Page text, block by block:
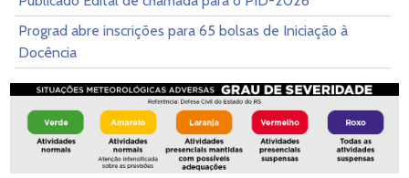
Prograd abre inscrições para 65 bolsas de Iniciação à
Docência